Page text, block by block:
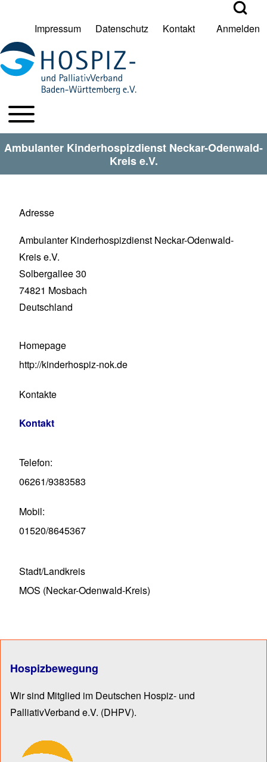
Suche Schließen
Suche
User account menu
Impressum Datenschutz Kontakt Anmelden
HPV BW Hauptmenu
Toggle main menu
Ambulanter Kinderhospizdienst Neckar-Odenwald-
Kreis e.V.
Adresse
Ambulanter Kinderhospizdienst Neckar-Odenwald-
Kreis e.V.
Solbergallee 30
74821 Mosbach
Deutschland
Homepage
http://kinderhospiz-nok.de
Kontakte
Kontakt
Telefon
06261/9383583
Mobil
01520/8645367
Stadt/Landkreis
MOS (Neckar-Odenwald-Kreis)
Hospizbewegung
Wir sind Mitglied im Deutschen Hospiz- und
PalliativVerband e.V. (DHPV).